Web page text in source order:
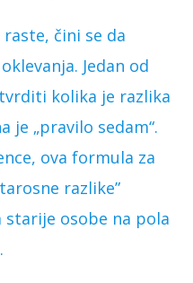
čini se da
Jedan od
kolika je razlika
je „pravilo sedam“.
ova formula za
razlike”
osobe na pola